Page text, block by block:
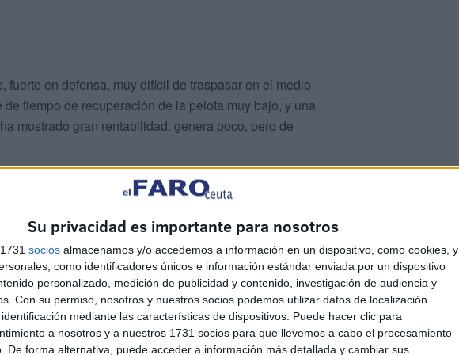
Su privacidad es importante para nosotros
socios almacenamos y/o accedemos a información en un dispositivo, como cookies, y
como identificadores únicos e información estándar enviada por un dispositivo
personalizado, medición de publicidad y contenido, investigación de audiencia y
Con su permiso, nosotros y nuestros socios podemos utilizar datos de localización
mediante las características de dispositivos. Puede hacer clic para
a nosotros y a nuestros 1731 socios para que llevemos a cabo el procesamiento
De forma alternativa, puede acceder a información más detallada y cambiar sus
en defensa, muy difícil de traspasar en el medio
tiempo de recuperación de la pelota muy bajo, y una
mostrado gran rentabilidad: genera poco, pero de
apoyo y el aliento de toda una nación, de un rey, y
No nos detendremos aquí", aseguró previo al
la baja del lateral Ali Maamar por sanción.
un equipo menor
como un equipo menor, sin grandes cualidades ni
la mala fortuna de Japón en octavos de final.